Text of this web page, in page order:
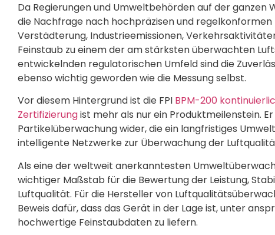
Da Regierungen und Umweltbehörden auf der
die Nachfrage nach hochpräzisen und
Verstädterung, Industrieemissionen,
Feinstaub zu einem der am stärksten überwachten
entwickelnden regulatorischen Umfeld sind die
ebenso wichtig geworden wie die Messung selbst.
Vor diesem Hintergrund ist die FPI BPM-200
Zertifizierungist mehr als nur ein Produktmeilenstein.
Partikelüberwachung wider, die ein langfristiges
intelligente Netzwerke zur Überwachung der
Als eine der weltweit anerkanntesten
wichtiger Maßstab für die Bewertung der Leistung,
Luftqualität. Für die Hersteller von
Beweis dafür, dass das Gerät in der Lage ist, unter
hochwertige Feinstaubdaten zu liefern.